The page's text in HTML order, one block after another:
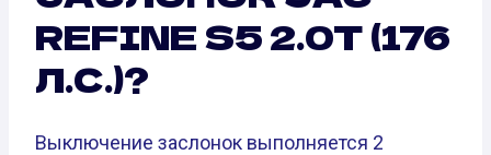
REFINE S5 2.0T (176
Л.С.)?
Выключение заслонок выполняется 2